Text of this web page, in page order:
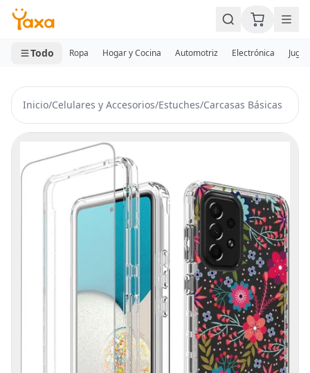
MINI CARRITO
0 productos
Todo Ropa Hogar y Cocina Automotriz Electrónica
Inicio/Celulares y Accesorios/Estuches/Carcasas Básicas